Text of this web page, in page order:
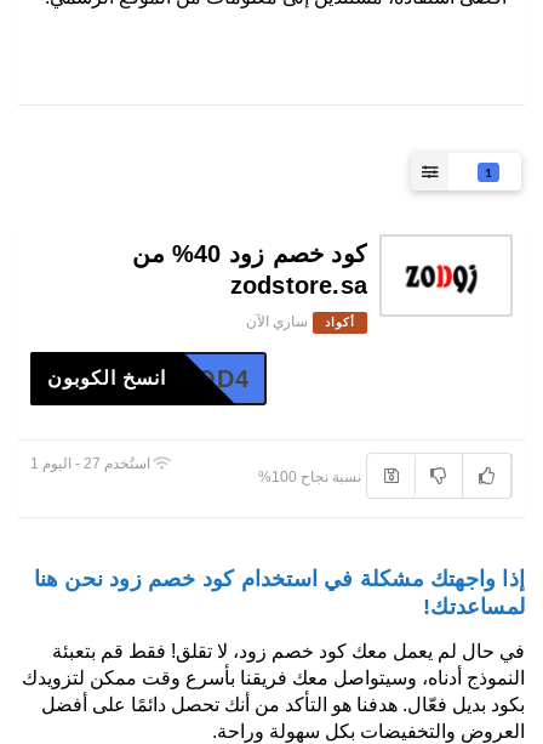
1
كود خصم زود 40% من
zodstore.sa
أكواد ساري الآن
ZOD4 انسخ الكوبون
استُخدم 27 - اليوم 1
نسبة نجاح 100%
إذا واجهتك مشكلة في استخدام كود خصم زود نحن هنا
لمساعدتك!
في حال لم يعمل معك كود خصم زود، لا تقلق! فقط قم بتعبئة
النموذج أدناه، وسيتواصل معك فريقنا بأسرع وقت ممكن لتزويدك
بكود بديل فعّال. هدفنا هو التأكد من أنك تحصل دائمًا على أفضل
العروض والتخفيضات بكل سهولة وراحة.